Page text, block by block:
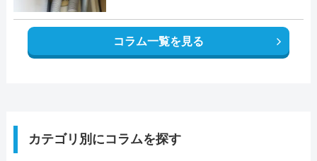
コラム一覧を見る
カテゴリ別にコラムを探す